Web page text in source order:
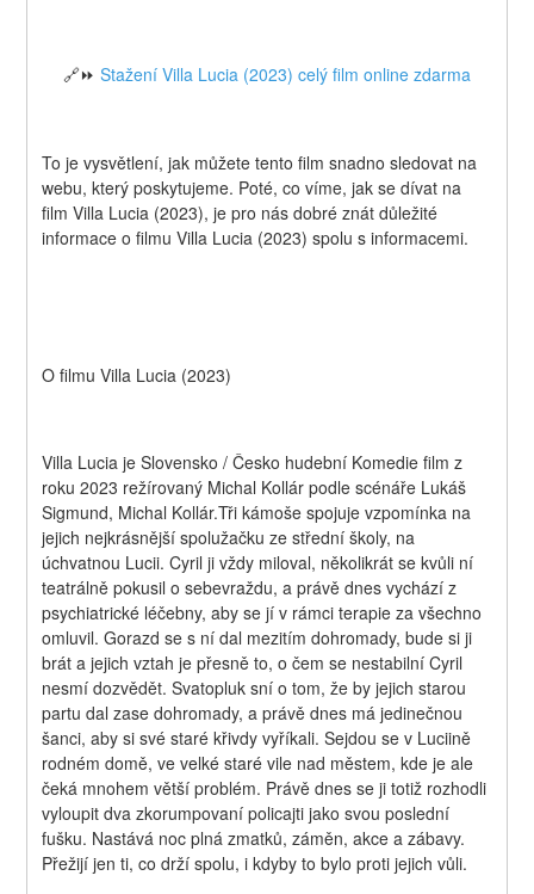
🔗⏩ Stažení Villa Lucia (2023) celý film online zdarma
To je vysvětlení, jak můžete tento film snadno sledovat na
webu, který poskytujeme. Poté, co víme, jak se dívat na
film Villa Lucia (2023), je pro nás dobré znát důležité
informace o filmu Villa Lucia (2023) spolu s informacemi.
O filmu Villa Lucia (2023)
Villa Lucia je Slovensko / Česko hudební Komedie film z
roku 2023 režírovaný Michal Kollár podle scénáře Lukáš
Sigmund, Michal Kollár.Tři kámoše spojuje vzpomínka na
jejich nejkrásnější spolužačku ze střední školy, na
úchvatnou Lucii. Cyril ji vždy miloval, několikrát se kvůli ní
teatrálně pokusil o sebevraždu, a právě dnes vychází z
psychiatrické léčebny, aby se jí v rámci terapie za všechno
omluvil. Gorazd se s ní dal mezitím dohromady, bude si ji
brát a jejich vztah je přesně to, o čem se nestabilní Cyril
nesmí dozvědět. Svatopluk sní o tom, že by jejich starou
partu dal zase dohromady, a právě dnes má jedinečnou
šanci, aby si své staré křivdy vyříkali. Sejdou se v Luciině
rodném domě, ve velké staré vile nad městem, kde je ale
čeká mnohem větší problém. Právě dnes se ji totiž rozhodli
vyloupit dva zkorumpovaní policajti jako svou poslední
fušku. Nastává noc plná zmatků, záměn, akce a zábavy.
Přežijí jen ti, co drží spolu, i kdyby to bylo proti jejich vůli.